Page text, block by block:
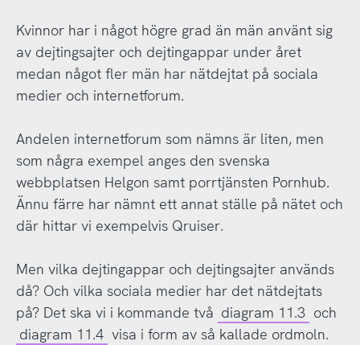
Kvinnor har i något högre grad än män använt sig
av dejtingsajter och dejtingappar under året
medan något fler män har nätdejtat på sociala
medier och internetforum.
Andelen internetforum som nämns är liten, men
som några exempel anges den svenska
webbplatsen Helgon samt porrtjänsten Pornhub.
Ännu färre har nämnt ett annat ställe på nätet och
där hittar vi exempelvis Qruiser.
Men vilka dejtingappar och dejtingsajter används
då? Och vilka sociala medier har det nätdejtats
på? Det ska vi i kommande två diagram 11.3 och
diagram 11.4 visa i form av så kallade ordmoln.